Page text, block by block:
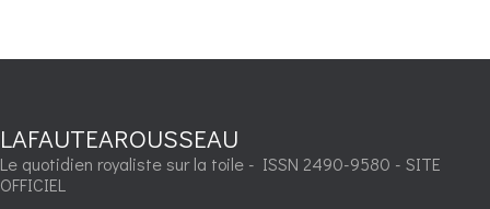
LAFAUTEAROUSSEAU
Le quotidien royaliste sur la toile - ISSN 2490-9580 - SITE
OFFICIEL